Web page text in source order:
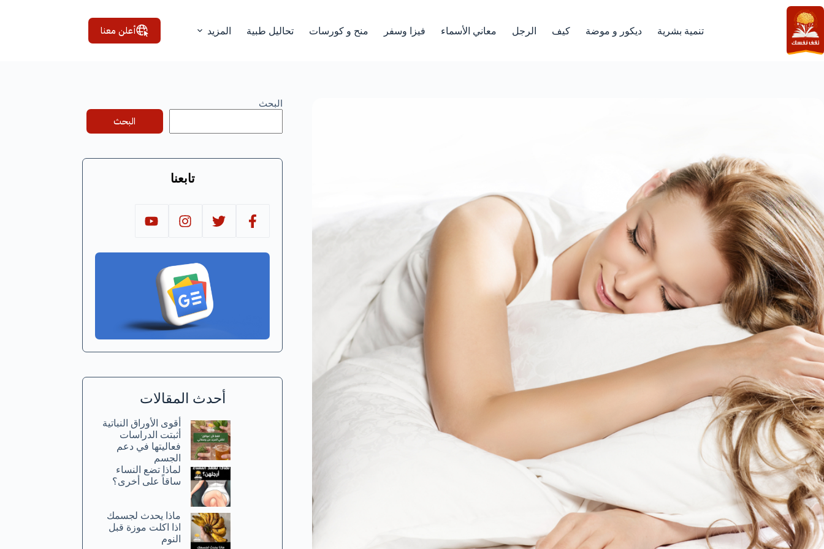
التجاوز
إلى
المحتوى
تنمية بشرية ديكور و موضة كيف الرجل معاني الأسماء فيزا وسفر منح و كورسات تحاليل طبية المزيد أعلن معنا
البحث
البحث
تابعنا
أحدث المقالات
أقوى الأوراق النباتية
أثبتت الدراسات
فعاليتها في دعم
الجسم
لماذا تضع النساء
ساقاً على أخرى؟
ماذا يحدث لجسمك
اذا اكلت موزة قبل
النوم